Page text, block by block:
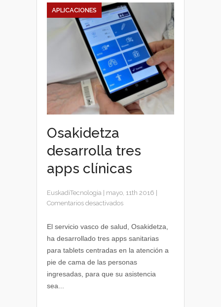
APLICACIONES
Osakidetza
desarrolla tres
apps clínicas
EuskadiTecnologia mayo, 11th 2016
Comentarios desactivadosen
desarrolla
clínicas
El servicio vasco de salud, Osakidetza,
ha desarrollado tres apps sanitarias
para tablets centradas en la atención a
pie de cama de las personas
ingresadas, para que su asistencia
sea...